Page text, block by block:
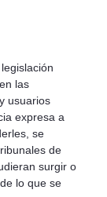
las
usuarios
expresa a
se
de
surgir o
lo que se